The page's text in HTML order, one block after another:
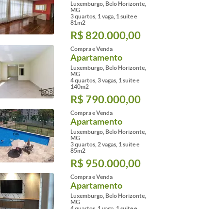
Luxemburgo, Belo Horizonte,
MG
3 quartos, 1 vaga, 1 suite e
81m2
R$ 820.000,00
Compra e Venda
Apartamento
Luxemburgo, Belo Horizonte,
MG
4 quartos, 3 vagas, 1 suite e
140m2
R$ 790.000,00
Compra e Venda
Apartamento
Luxemburgo, Belo Horizonte,
MG
3 quartos, 2 vagas, 1 suite e
85m2
R$ 950.000,00
Compra e Venda
Apartamento
Luxemburgo, Belo Horizonte,
MG